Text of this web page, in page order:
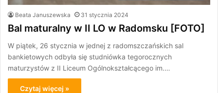
Beata Januszewska 31 stycznia 2024
Bal maturalny w II LO w Radomsku [FOTO]
W piątek, 26 stycznia w jednej z radomszczańskich sal
bankietowych odbyła się studniówka tegorocznych
maturzystów z II Liceum Ogólnokształcącego im.…
Czytaj więcej »